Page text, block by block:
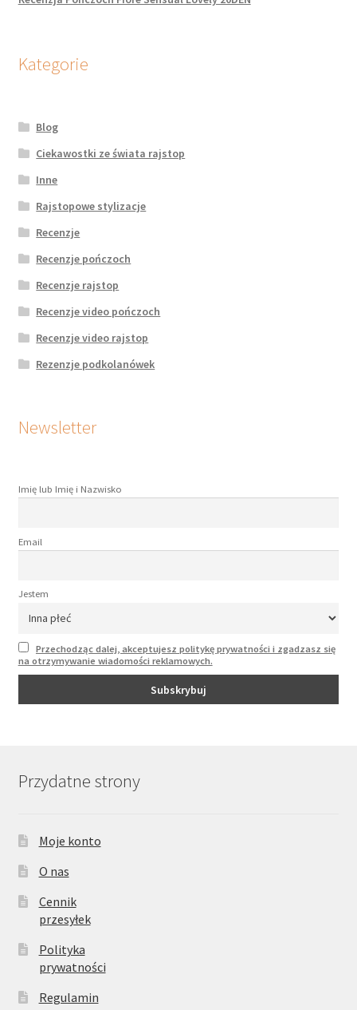
Kategorie
Blog
Ciekawostki ze świata rajstop
Inne
Rajstopowe stylizacje
Recenzje
Recenzje pończoch
Recenzje rajstop
Recenzje video pończoch
Recenzje video rajstop
Rezenzje podkolanówek
Newsletter
Imię lub Imię i Nazwisko
Email
Jestem
Przechodząc dalej, akceptujesz politykę prywatności i zgadzasz się
na otrzymywanie wiadomości reklamowych.
Przydatne strony
Moje konto
O nas
Cennik
przesyłek
Polityka
prywatności
Regulamin